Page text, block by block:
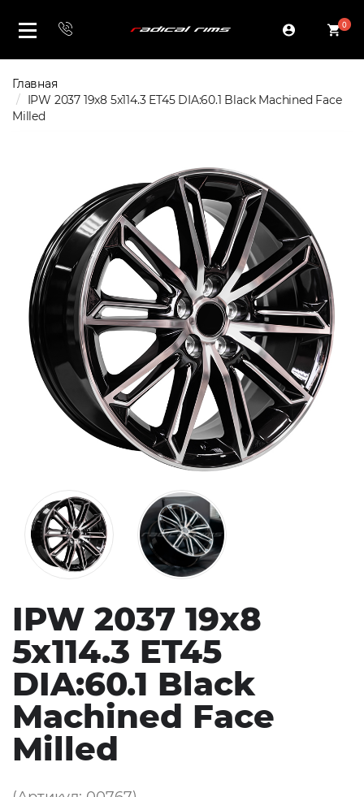
0
Главная
IPW 2037 19x8 5x114.3 ET45 DIA:60.1 Black Machined Face
Milled
IPW 2037 19x8
5x114.3 ET45
DIA:60.1 Black
Machined Face
Milled